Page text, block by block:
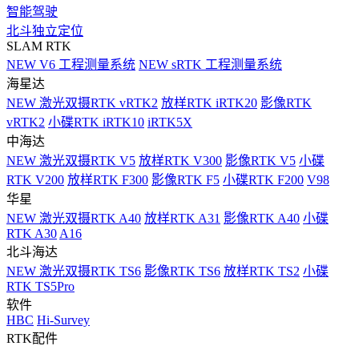
智能驾驶
北斗独立定位
SLAM RTK
NEW V6 工程测量系统 NEW sRTK 工程测量系统
海星达
NEW 激光双摄RTK vRTK2 放样RTK iRTK20 影像RTK
vRTK2 小碟RTK iRTK10 iRTK5X
中海达
NEW 激光双摄RTK V5 放样RTK V300 影像RTK V5 小碟
RTK V200 放样RTK F300 影像RTK F5 小碟RTK F200 V98
华星
NEW 激光双摄RTK A40 放样RTK A31 影像RTK A40 小碟
RTK A30 A16
北斗海达
NEW 激光双摄RTK TS6 影像RTK TS6 放样RTK TS2 小碟
RTK TS5Pro
软件
HBC Hi-Survey
RTK配件